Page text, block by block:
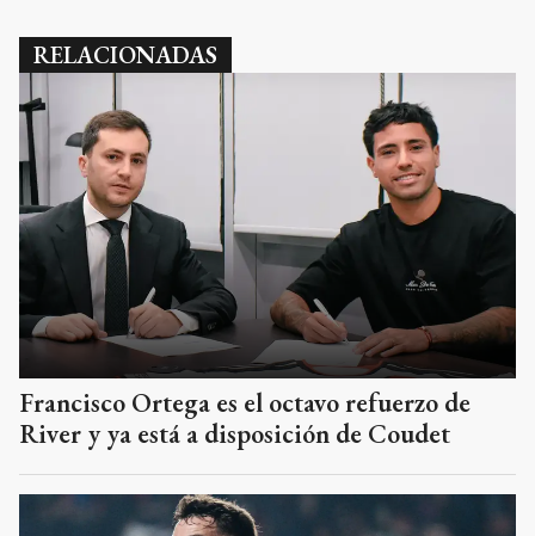
RELACIONADAS
Francisco Ortega es el octavo refuerzo de
River y ya está a disposición de Coudet